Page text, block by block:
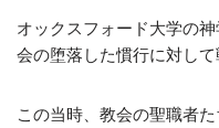
オックスフォード大学の
会の堕落した慣行に対して
この当時、教会の聖職者